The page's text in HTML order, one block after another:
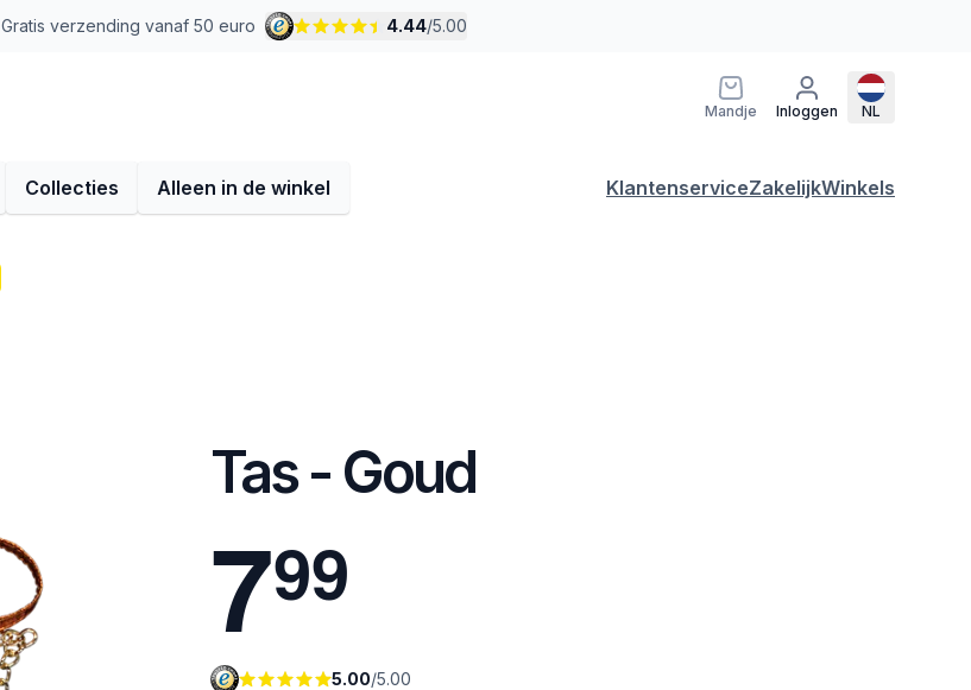
Gratis verzending vanaf 50 euro 4.44/5.00
Mandje Inloggen NL
Collecties Alleen in de winkel KlantenserviceZakelijkWinkels
Tas - Goud
799
5.00/5.00